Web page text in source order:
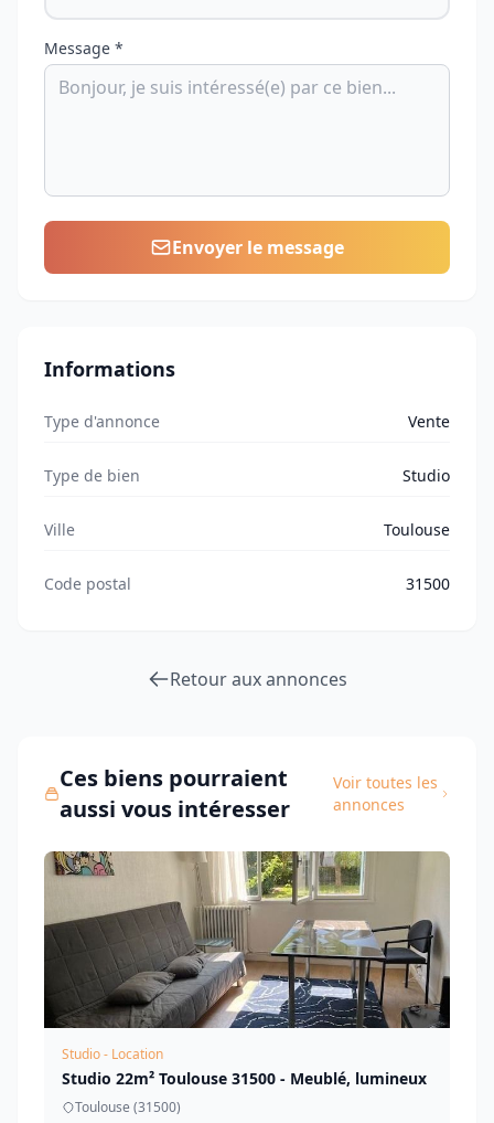
Message *
Envoyer le message
Informations
Type d'annonce Vente
Type de bien Studio
Ville Toulouse
Code postal 31500
Retour aux annonces
Ces biens pourraient
aussi vous intéresser
Voir toutes les
annonces
Studio - Location
Studio 22m² Toulouse 31500 - Meublé, lumineux
Toulouse (31500)